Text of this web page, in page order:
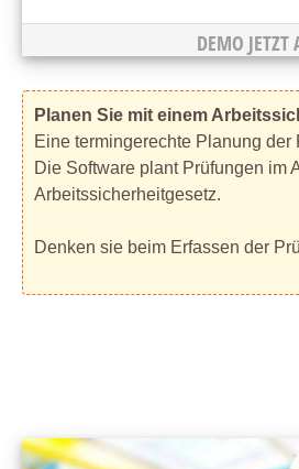
DEMO JETZT
Planen Sie mit einem
Eine termingerechte Planung
Die Software plant Prüfungen im
Arbeitssicherheitgesetz.
Denken sie beim Erfassen der